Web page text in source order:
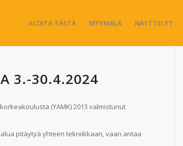
ALOITA TÄSTÄ MYYMÄLÄ NÄYTTELYT
3.-30.4.2024
(YAMK) 2013 valmistunut
pitäytyä yhteen tekniikkaan, vaan antaa